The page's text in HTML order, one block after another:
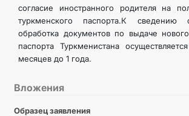
согласие иностранного родителя на
туркменского паспорта.К сведению
обработка документов по выдаче
паспорта Туркменистана
месяцев до 1 года.
Вложения
Образец заявления